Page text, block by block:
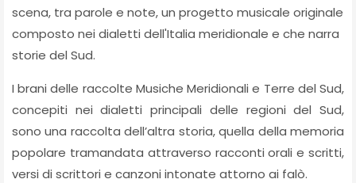
scena, tra parole e note, un progetto musicale originale
composto nei dialetti dell'Italia meridionale e che narra
storie del Sud.
I brani delle raccolte Musiche Meridionali e Terre del Sud,
concepiti nei dialetti principali delle regioni del Sud,
sono una raccolta dell’altra storia, quella della memoria
popolare tramandata attraverso racconti orali e scritti,
versi di scrittori e canzoni intonate attorno ai falò.